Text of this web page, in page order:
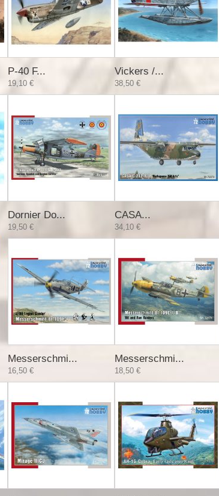
P-40 F...
19,10 €
Vickers /...
38,50 €
Dornier Do...
19,50 €
CASA...
34,10 €
Messerschmi...
16,50 €
Messerschmi...
18,50 €